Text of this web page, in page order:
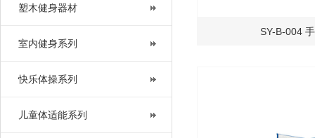
塑木健身器材
室内健身系列
快乐体操系列
儿童体适能系列
SY-B-004